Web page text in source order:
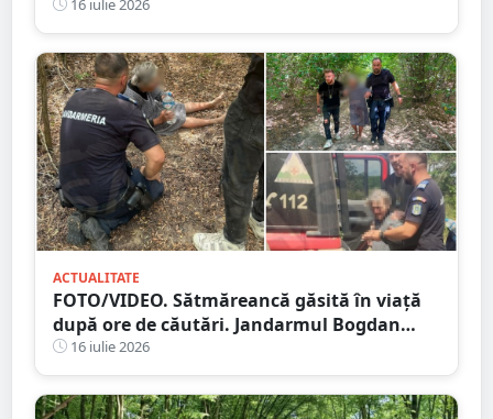
Mare. Victima a fost bătută până și-a
pierdut cunoștința
16 iulie 2026
ACTUALITATE
FOTO/VIDEO. Sătmăreancă găsită în viață
după ore de căutări. Jandarmul Bogdan
Moisi este eroul zilei
16 iulie 2026